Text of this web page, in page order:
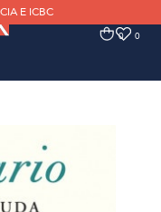
E ICBC
0 0